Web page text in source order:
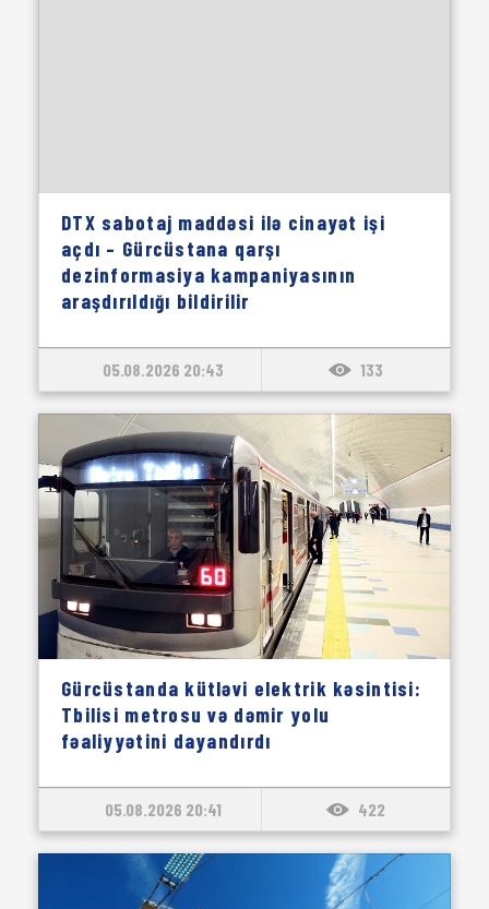
DTX sabotaj maddəsi ilə cinayət işi
açdı – Gürcüstana qarşı
dezinformasiya kampaniyasının
araşdırıldığı bildirilir
05.08.2026 20:43 133
Gürcüstanda kütləvi elektrik kəsintisi:
Tbilisi metrosu və dəmir yolu
fəaliyyətini dayandırdı
05.08.2026 20:41 422